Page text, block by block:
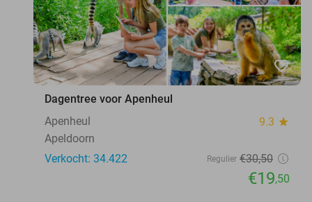
favorite_border
Dagentree voor Apenheul
Apenheul
9.3 star
Apeldoorn
Verkocht: 34.422
Regulier €30,50
€19,50